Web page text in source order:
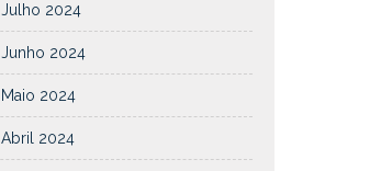
Julho 2024
Junho 2024
Maio 2024
Abril 2024